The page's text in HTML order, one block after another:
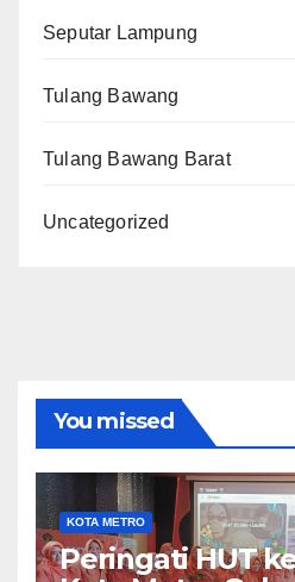
Seputar Lampung
Tulang Bawang
Tulang Bawang Barat
Uncategorized
You missed
KOTA METRO
Peringati HUT